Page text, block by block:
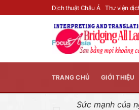
Dịch thuật Châu Á Thư viện
TRANG CHỦ GIỚI THIỆU
Sức mạnh của